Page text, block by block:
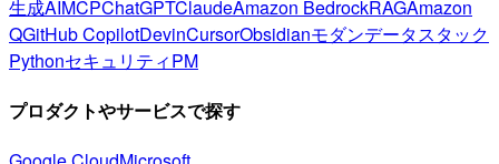
生成AIMCPChatGPTClaudeAmazon BedrockRAGAmazon
QGitHub CopilotDevinCursorObsidianモダンデータスタック
PythonセキュリティPM
プロダクトやサービスで探す